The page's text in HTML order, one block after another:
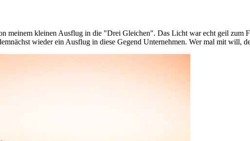
meinem kleinen Ausflug in die "Drei Gleichen". Das Licht war echt geil zum
wieder ein Ausflug in diese Gegend Unternehmen. Wer mal mit will,